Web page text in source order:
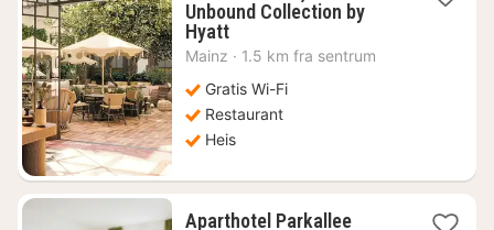
Unbound Collection by
Hyatt1
natt
1298
kr.
Mainz · 1.5 km fra sentrum
Gratis Wi-Fi
Restaurant
Heis
Aparthotel Parkallee1